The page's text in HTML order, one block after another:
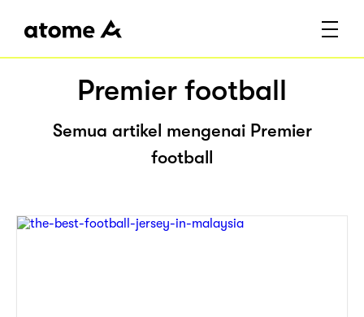
Premier football
Semua artikel mengenai Premier
football